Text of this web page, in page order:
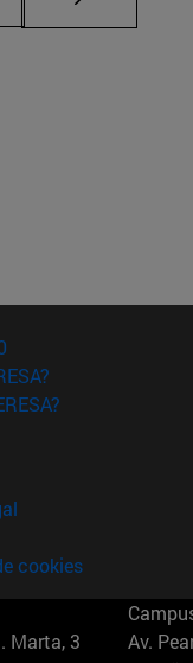
cookies
Marta, 3
Av.